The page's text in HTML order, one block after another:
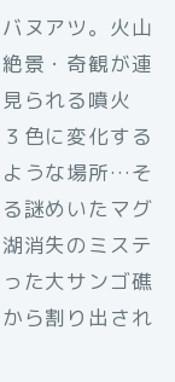
ヌアツ。火山
景・奇観が連
られる噴火
色に変化する
うな場所…そ
謎めいたマグ
消失のミステ
た大サンゴ礁
ら割り出され